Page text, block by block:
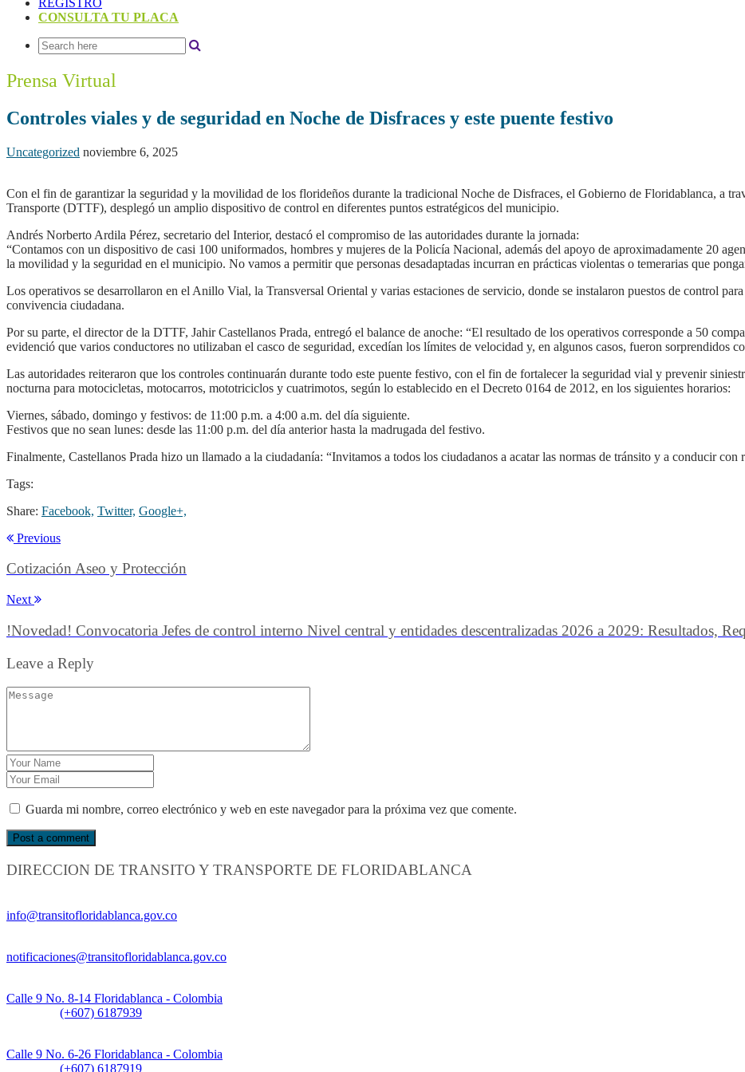
REGISTRO
CONSULTA TU PLACA
Prensa Virtual
Controles viales y de seguridad en Noche de Disfraces y este puente festivo
Uncategorized noviembre 6, 2025
Con el fin de garantizar la seguridad y la movilidad de los florideños durante la tradicional Noche de Disfraces, el Gobierno de Floridablanca, a
Transporte (DTTF), desplegó un amplio dispositivo de control en diferentes puntos estratégicos del municipio.
Andrés Norberto Ardila Pérez, secretario del Interior, destacó el compromiso de las autoridades durante la jornada:
“Contamos con un dispositivo de casi 100 uniformados, hombres y mujeres de la Policía Nacional, además del apoyo de aproximadamente 20
la movilidad y la seguridad en el municipio. No vamos a permitir que personas desadaptadas incurran en prácticas violentas o temerarias que
Los operativos se desarrollaron en el Anillo Vial, la Transversal Oriental y varias estaciones de servicio, donde se instalaron puestos de control
convivencia ciudadana.
Por su parte, el director de la DTTF, Jahir Castellanos Prada, entregó el balance de anoche: “El resultado de los operativos corresponde a 50
evidenció que varios conductores no utilizaban el casco de seguridad, excedían los límites de velocidad y, en algunos casos, fueron sorprendidos
Las autoridades reiteraron que los controles continuarán durante todo este puente festivo, con el fin de fortalecer la seguridad vial y prevenir
nocturna para motocicletas, motocarros, mototriciclos y cuatrimotos, según lo establecido en el Decreto 0164 de 2012, en los siguientes horarios:
Viernes, sábado, domingo y festivos: de 11:00 p.m. a 4:00 a.m. del día siguiente.
Festivos que no sean lunes: desde las 11:00 p.m. del día anterior hasta la madrugada del festivo.
Finalmente, Castellanos Prada hizo un llamado a la ciudadanía: “Invitamos a todos los ciudadanos a acatar las normas de tránsito y a conducir
Tags:
Share: Facebook, Twitter, Google+,
Previous
Cotización Aseo y Protección
Next
!Novedad! Convocatoria Jefes de control interno Nivel central y entidades descentralizadas 2026 a 2029: Resultados,
Leave a Reply
Guarda mi nombre, correo electrónico y web en este navegador para la próxima vez que comente.
DIRECCION DE TRANSITO Y TRANSPORTE DE FLORIDABLANCA
info@transitofloridablanca.gov.co
notificaciones@transitofloridablanca.gov.co
Calle 9 No. 8-14 Floridablanca - Colombia
(+607) 6187939
Calle 9 No. 6-26 Floridablanca - Colombia
(+607) 6187919